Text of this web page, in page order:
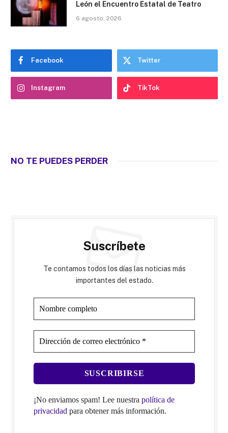
León el Encuentro Estatal de Teatro
6 agosto, 2026
Facebook Twitter
Instagram TikTok
NO TE PUEDES PERDER
Suscríbete
Te contamos todos los días las noticias más
importantes del estado.
¡No enviamos spam! Lee nuestra política de
privacidad para obtener más información.